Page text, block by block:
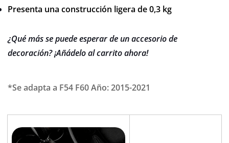
Presenta una construcción ligera de 0,3 kg
¿Qué más se puede esperar de un accesorio de
decoración? ¡Añádelo al carrito ahora!
*Se adapta a F54 F60 Año: 2015-2021